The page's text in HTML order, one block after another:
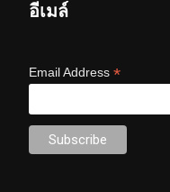
อีเมล์
Email Address*